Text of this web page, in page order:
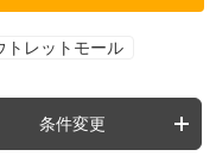
トレットモール
条件変更